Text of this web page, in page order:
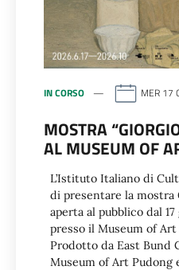
IN CORSO MER 17
MOSTRA
AL MUSEUM OF
L’Istituto Italiano di
di presentare la mostra
aperta al pubblico dal
presso il Museum of
Prodotto da East Bund
Museum of Art Pudong